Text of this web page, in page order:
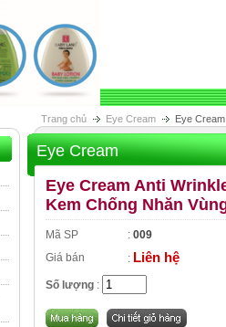
Trang chủ Eye Cream Eye
Eye Cream
Eye Cream Anti
Kem Chống Nhăn
Mã SP : 009
Giá bán
: Liên hệ
Số lượng :